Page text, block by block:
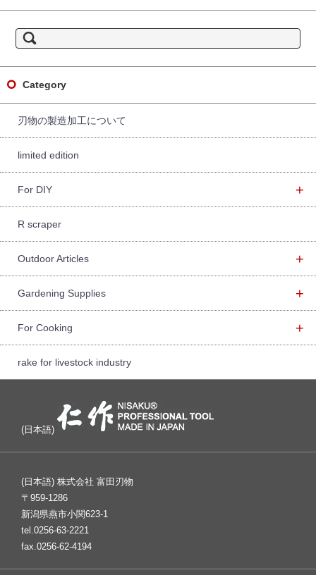
e
a
f
o Category
刃物の製造加工について
limited edition
+
For DIY
R scraper
+
Outdoor Articles
+
Gardening Supplies
+
For Cooking
rake for livestock industry
(日本語)
(日本語) 株式会社 富田刃物
〒959-1286
新潟県燕市小関623-1
tel.0256-63-2221
fax.0256-62-4194